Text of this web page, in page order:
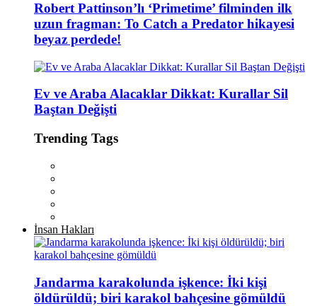
Robert Pattinson’lı ‘Primetime’ filminden ilk
uzun fragman: To Catch a Predator hikayesi
beyaz perdede!
Ev ve Araba Alacaklar Dikkat: Kurallar Sil
Baştan Değişti
Trending Tags
İnsan Hakları
Jandarma karakolunda işkence: İki kişi
öldürüldü; biri karakol bahçesine gömüldü